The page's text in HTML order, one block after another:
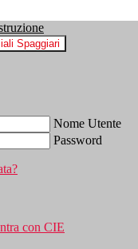
Spaggiari
Nome Utente
Password
con CIE